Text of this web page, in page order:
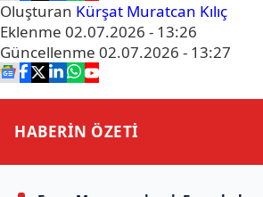
Oluşturan Kürşat Muratcan Kılıç
Eklenme 02.07.2026 - 13:26
Güncellenme 02.07.2026 - 13:27
HABERİN ÖZETİ